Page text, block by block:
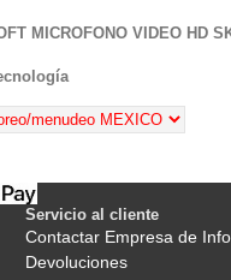
MICROFONO VIDEO HD
Servicio al cliente
Contactar Empresa de
Devoluciones